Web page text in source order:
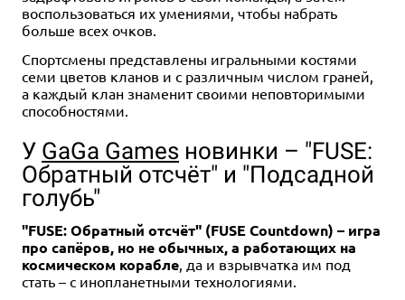
воспользоваться их умениями, чтобы набрать
больше всех очков.
Спортсмены представлены игральными костями
семи цветов кланов и с различным числом граней,
а каждый клан знаменит своими неповторимыми
способностями.
У GaGa Games новинки – "FUSE:
Обратный отсчёт" и "Подсадной
голубь"
"FUSE: Обратный отсчёт" (FUSE Countdown) – игра
про сапёров, но не обычных, а работающих на
космическом корабле, да и взрывчатка им под
стать – с инопланетными технологиями.